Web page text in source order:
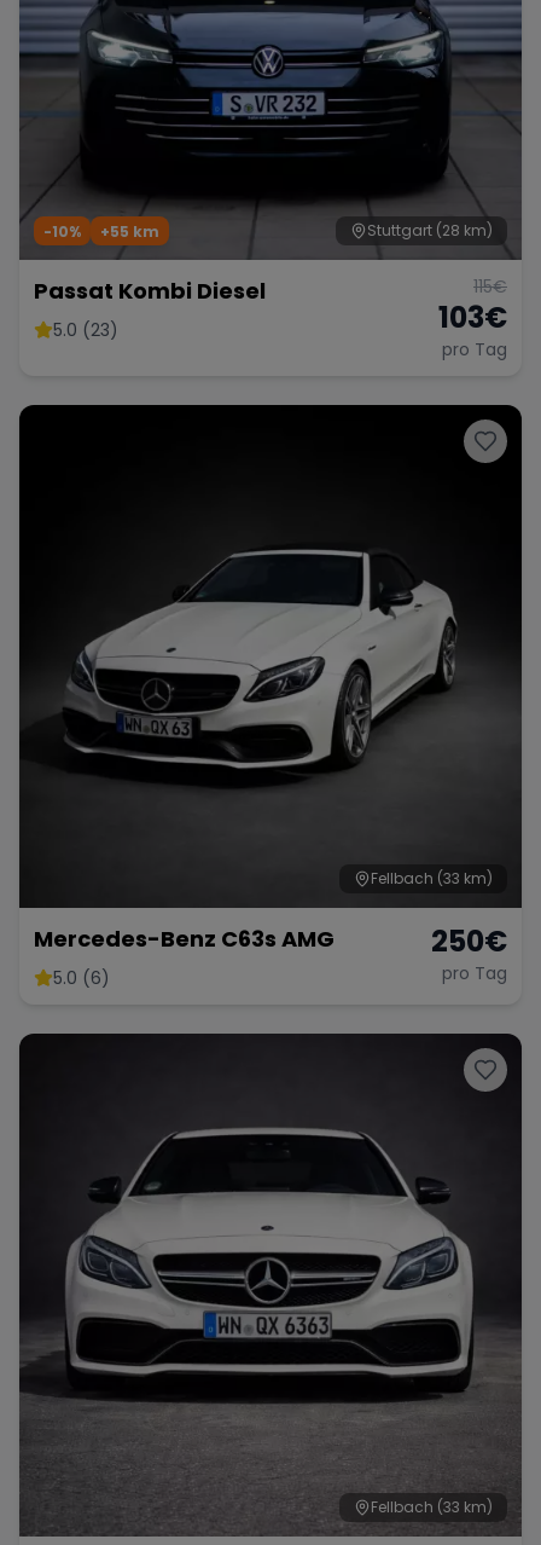
Stuttgart (28 km)
-10% +55 km
Passat Kombi Diesel
5.0 (23)
115€
103€
pro Tag
Fellbach (33 km)
Mercedes-Benz C63s AMG
5.0 (6)
250€
pro Tag
Fellbach (33 km)